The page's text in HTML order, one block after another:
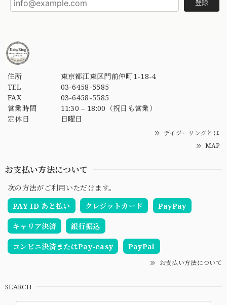
登録
住所
東京都江東区門前仲町1-18-4
TEL
03-6458-5585
FAX
03-6458-5585
営業時間
11:30 – 18:00（祝日も営業）
定休日
日曜日
デイジーリングとは
MAP
お支払い方法について
次の方法がご利用いただけます。
PAY ID あと払い
クレジットカード PayPay
キャリア決済 銀行振込
コンビニ決済またはPay-easy PayPal
お支払い方法について
SEARCH